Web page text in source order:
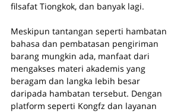
filsafat Tiongkok, dan banyak lagi.
Meskipun tantangan seperti hambatan
bahasa dan pembatasan pengiriman
barang mungkin ada, manfaat dari
mengakses materi akademis yang
beragam dan langka lebih besar
daripada hambatan tersebut. Dengan
platform seperti Kongfz dan layanan